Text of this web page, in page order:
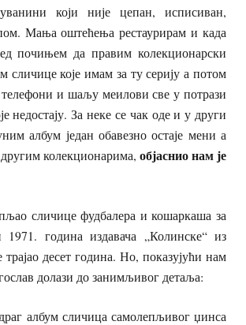
који није цепан, исписиван,
Мања оштећења рестаурирам и када
почињем да правим колекционарски
сличице које имам за ту серију а потом
и шаљу меилови све у потрази
недостају. За неке се чак оде и у други
албум један обавезно остаје мени а
колекционарима, објаснио нам је
сличице фудбалера и кошаркаша за
година издавача „Колинске“ из
десет година. Но, показујући нам
долази до занимљивог детаља:
албум сличица самолепљивог џинса